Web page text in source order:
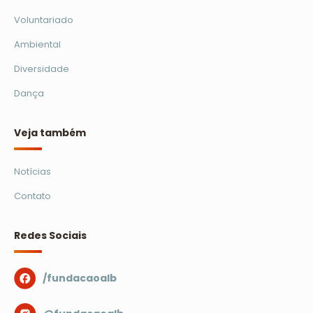
Voluntariado
Ambiental
Diversidade
Dança
Veja também
Notícias
Contato
Redes Sociais
/fundacaoalb